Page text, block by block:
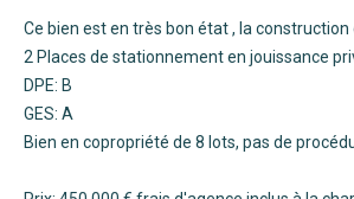
Ce bien est en très bon état , la construction
2 Places de stationnement en jouissance
DPE: B
GES: A
Bien en copropriété de 8 lots, pas de